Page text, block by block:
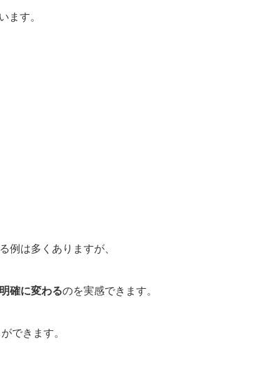
ます。
例は多くありますが、
確に変わるのを実感できます。
できます。